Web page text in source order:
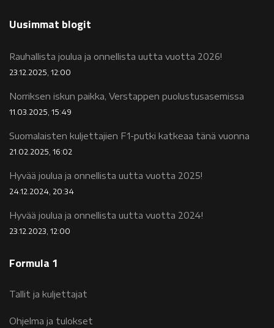
Uusimmat blogit
Rauhallista joulua ja onnellista uutta vuotta 2026!
23.12.2025, 12:00
Norriksen iskun paikka, Verstappen puolustusasemissa
11.03.2025, 15:49
Suomalaisten kuljettajien F1-putki katkeaa tänä vuonna
21.02.2025, 16:02
Hyvää joulua ja onnellista uutta vuotta 2025!
24.12.2024, 20:34
Hyvää joulua ja onnellista uutta vuotta 2024!
23.12.2023, 12:00
Formula 1
Tallit ja kuljettajat
Ohjelma ja tulokset